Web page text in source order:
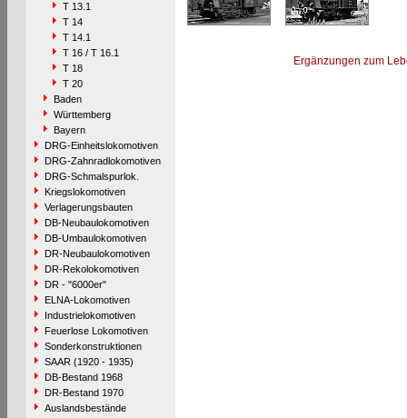
T 13.1
T 14
T 14.1
T 16 / T 16.1
T 18
T 20
Baden
Württemberg
Bayern
DRG-Einheitslokomotiven
DRG-Zahnradlokomotiven
DRG-Schmalspurlok.
Kriegslokomotiven
Verlagerungsbauten
DB-Neubaulokomotiven
DB-Umbaulokomotiven
DR-Neubaulokomotiven
DR-Rekolokomotiven
DR - "6000er"
ELNA-Lokomotiven
Industrielokomotiven
Feuerlose Lokomotiven
Sonderkonstruktionen
SAAR (1920 - 1935)
DB-Bestand 1968
DR-Bestand 1970
Auslandsbestände
Ergänzungen zum